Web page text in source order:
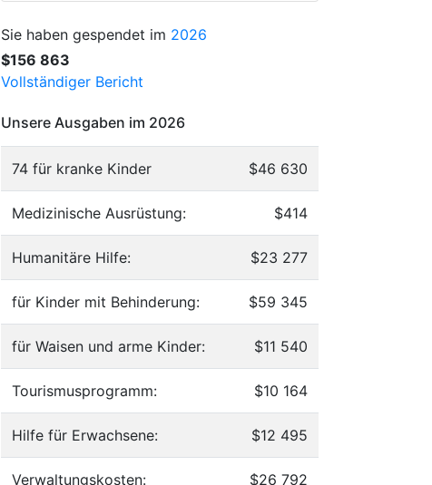
Sie haben gespendet im 2026
$156 863
Vollständiger Bericht
Unsere Ausgaben im 2026
74 für kranke Kinder $46 630
Medizinische Ausrüstung: $414
Humanitäre Hilfe: $23 277
für Kinder mit Behinderung: $59 345
für Waisen und arme Kinder: $11 540
Tourismusprogramm: $10 164
Hilfe für Erwachsene: $12 495
Verwaltungskosten: $26 792